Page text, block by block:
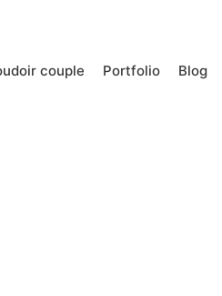
couple Portfolio Blog